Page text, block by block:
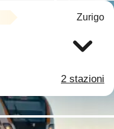
Zurigo
2 stazioni